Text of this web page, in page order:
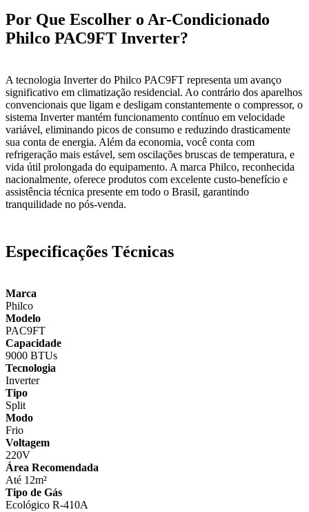
Por Que Escolher o Ar-Condicionado
Philco PAC9FT Inverter?
A tecnologia Inverter do Philco PAC9FT representa um avanço
significativo em climatização residencial. Ao contrário dos aparelhos
convencionais que ligam e desligam constantemente o compressor, o
sistema Inverter mantém funcionamento contínuo em velocidade
variável, eliminando picos de consumo e reduzindo drasticamente
sua conta de energia. Além da economia, você conta com
refrigeração mais estável, sem oscilações bruscas de temperatura, e
vida útil prolongada do equipamento. A marca Philco, reconhecida
nacionalmente, oferece produtos com excelente custo-benefício e
assistência técnica presente em todo o Brasil, garantindo
tranquilidade no pós-venda.
Especificações Técnicas
Marca
Philco
Modelo
PAC9FT
Capacidade
9000 BTUs
Tecnologia
Inverter
Tipo
Split
Modo
Frio
Voltagem
220V
Área Recomendada
Até 12m²
Tipo de Gás
Ecológico R-410A